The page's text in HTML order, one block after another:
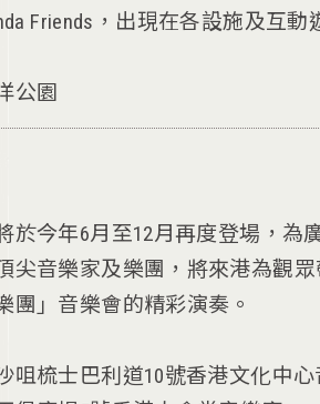
Friends，出現在各設施及互動
公園
於今年6月至12月再度登場，
尖音樂家及樂團，將來港為觀
團」音樂會的精彩演奏。
咀梳士巴利道10號香港文化中